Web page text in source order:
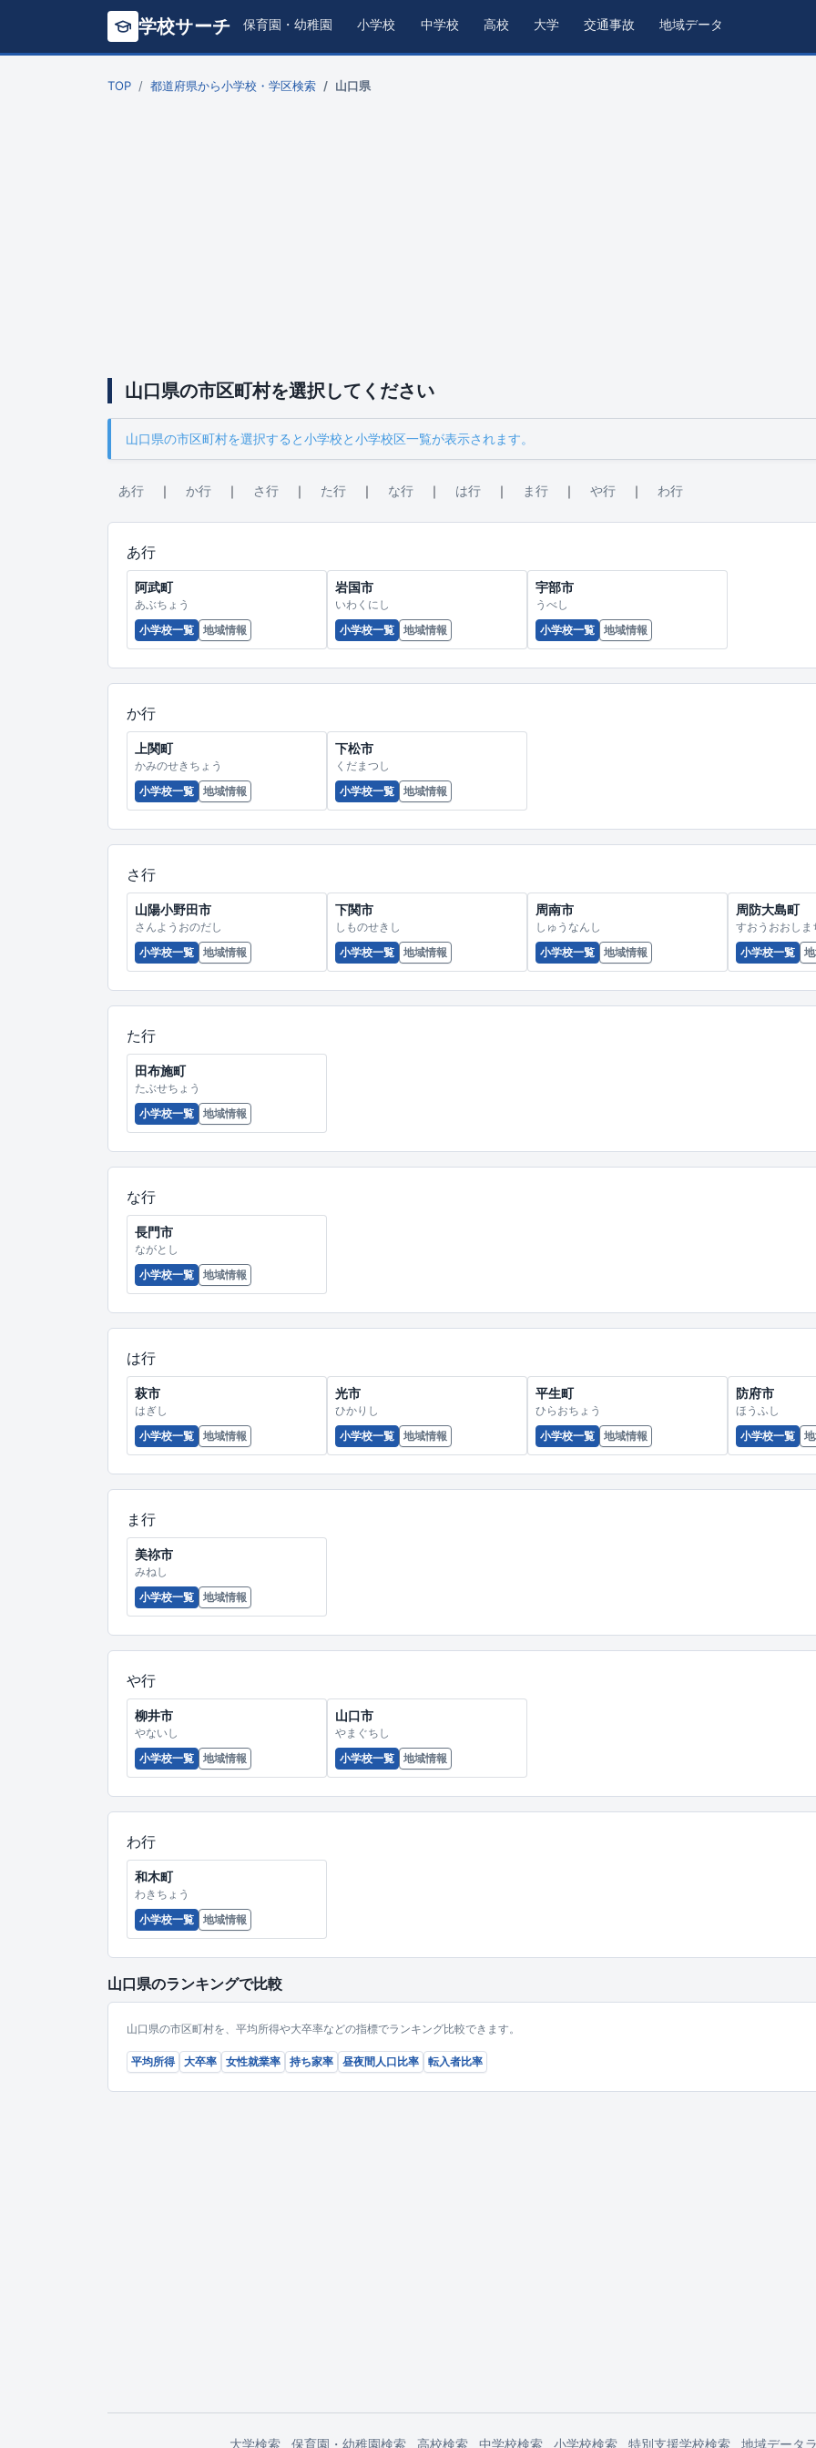
学校サーチ 保育園・幼稚園 小学校 中学校 高校 大学 交通事故 地域データ
TOP 都道府県から小学校・学区検索 山口県
山口県の市区町村を選択してください
山口県の市区町村を選択すると小学校と小学校区一覧が表示されます。
あ行 ｜ か行 ｜ さ行 ｜ た行 ｜ な行 ｜ は行 ｜ ま行 ｜ や行 ｜ わ行
あ行
阿武町
あぶちょう
小学校一覧
地域情報
岩国市
いわくにし
小学校一覧
地域情報
宇部市
うべし
小学校一覧
地域情報
か行
上関町
かみのせきちょう
小学校一覧
地域情報
下松市
くだまつし
小学校一覧
地域情報
さ行
山陽小野田市
さんようおのだし
小学校一覧
地域情報
下関市
しものせきし
小学校一覧
地域情報
周南市
しゅうなんし
小学校一覧
地域情報
周防大島町
すおうおおしま
小学校一覧
た行
田布施町
たぶせちょう
小学校一覧
地域情報
な行
長門市
ながとし
小学校一覧
地域情報
は行
萩市
はぎし
小学校一覧
地域情報
光市
ひかりし
小学校一覧
地域情報
平生町
ひらおちょう
小学校一覧
地域情報
防府市
ほうふし
小学校一覧
ま行
美祢市
みねし
小学校一覧
地域情報
や行
柳井市
やないし
小学校一覧
地域情報
山口市
やまぐちし
小学校一覧
地域情報
わ行
和木町
わきちょう
小学校一覧
地域情報
山口県のランキングで比較
山口県の市区町村を、平均所得や大卒率などの指標でランキング比較できます。
平均所得 大卒率 女性就業率 持ち家率 昼夜間人口比率 転入者比率
大学検索 保育園・幼稚園検索 高校検索 中学校検索 小学校検索 特別支援学校検索 地域データ